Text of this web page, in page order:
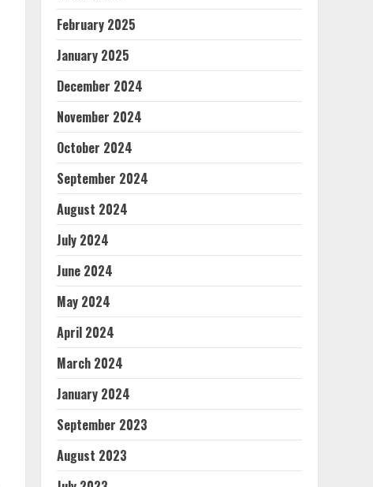
February 2025
January 2025
December 2024
November 2024
October 2024
September 2024
August 2024
July 2024
June 2024
May 2024
April 2024
March 2024
January 2024
September 2023
August 2023